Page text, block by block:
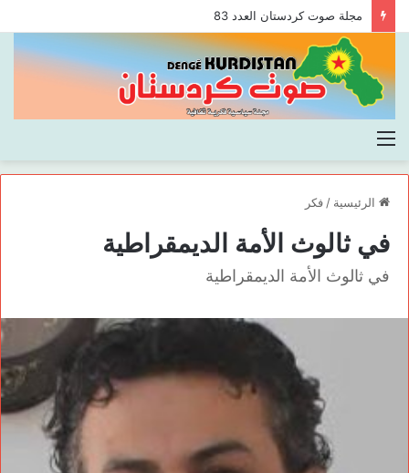
مجلة صوت كردستان العدد 83
القائمة
الرئيسية / فكر
في ثالوث الأمة الديمقراطية
في ثالوث الأمة الديمقراطية